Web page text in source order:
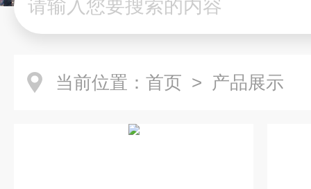
当前位置： 首页 > 产品展示